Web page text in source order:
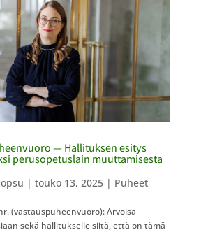
— Hallituksen esitys
perusopetuslain muuttamisesta
| touko 13, 2025| Puheet
(vastauspuheenvuoro): Arvoisa
sekä hallitukselle siitä, että on tämä